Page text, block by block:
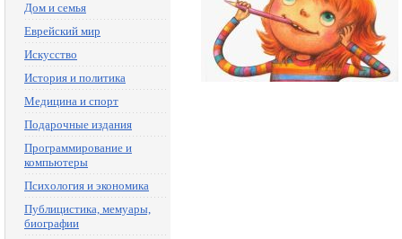
Дом и семья
Еврейский мир
Искусство
История и политика
Медицина и спорт
Подарочные издания
Программирование и
компьютеры
Психология и экономика
Публицистика, мемуары,
биографии